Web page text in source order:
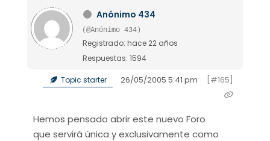
Anónimo 434
(@Anónimo 434)
Registrado: hace 22 años
Respuestas: 1594
Topic starter 26/05/2005 5:41 pm [#165]
Hemos pensado abrir este nuevo Foro
que servirá única y exclusivamente como